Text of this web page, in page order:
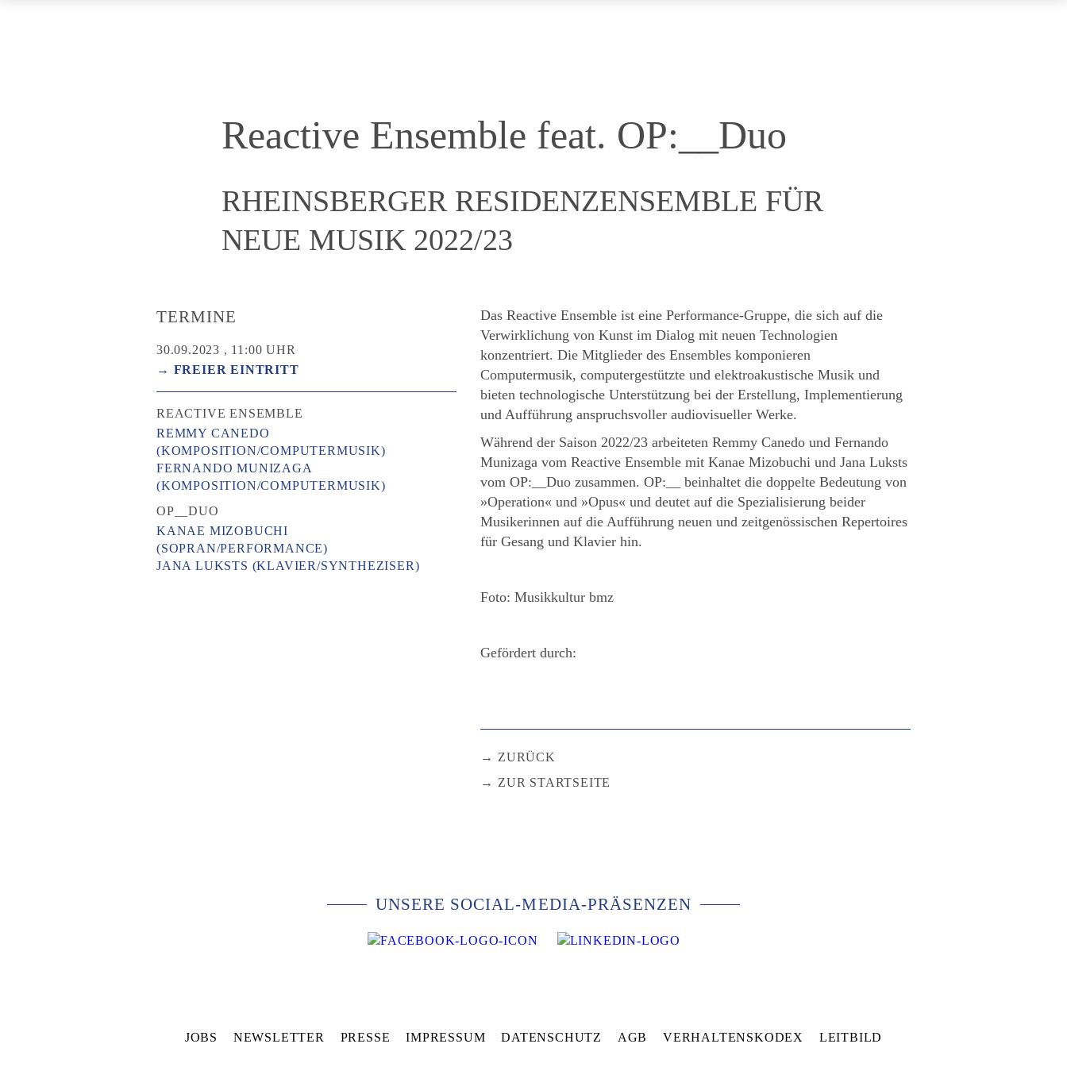
Reactive Ensemble feat. OP:__Duo
RHEINSBERGER RESIDENZENSEMBLE FÜR
NEUE MUSIK 2022/23
TERMINE
30.09.2023 , 11:00 UHR
→ FREIER EINTRITT
REACTIVE ENSEMBLE
REMMY CANEDO
(KOMPOSITION/COMPUTERMUSIK)
FERNANDO MUNIZAGA
(KOMPOSITION/COMPUTERMUSIK)
OP__DUO
KANAE MIZOBUCHI
(SOPRAN/PERFORMANCE)
JANA LUKSTS (KLAVIER/SYNTHEZISER)
Das Reactive Ensemble ist eine Performance-Gruppe, die sich auf die
Verwirklichung von Kunst im Dialog mit neuen Technologien
konzentriert. Die Mitglieder des Ensembles komponieren
Computermusik, computergestützte und elektroakustische Musik und
bieten technologische Unterstützung bei der Erstellung, Implementierung
und Aufführung anspruchsvoller audiovisueller Werke.
Während der Saison 2022/23 arbeiteten Remmy Canedo und Fernando
Munizaga vom Reactive Ensemble mit Kanae Mizobuchi und Jana Luksts
vom OP:__Duo zusammen. OP:__ beinhaltet die doppelte Bedeutung von
»Operation« und »Opus« und deutet auf die Spezialisierung beider
Musikerinnen auf die Aufführung neuen und zeitgenössischen Repertoires
für Gesang und Klavier hin.
Foto: Musikkultur bmz
Gefördert durch:
ZURÜCK
ZUR STARTSEITE
UNSERE SOCIAL-MEDIA-PRÄSENZEN
JOBS NEWSLETTER PRESSE IMPRESSUM DATENSCHUTZ AGB VERHALTENSKODEX LEITBILD